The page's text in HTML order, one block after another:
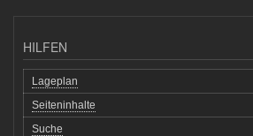
HILFEN
Lageplan
Seiteninhalte
Suche